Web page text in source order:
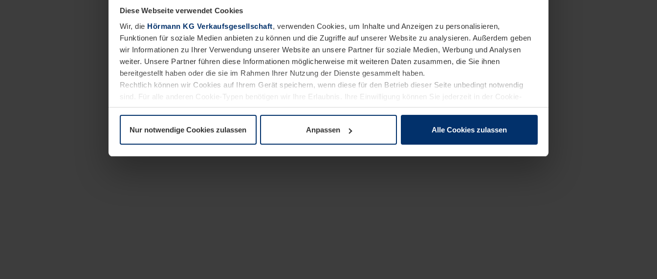
Diese Webseite verwendet Cookies
Wir, die Hörmann KG Verkaufsgesellschaft, verwenden Cookies, um Inhalte und Anzeigen zu personalisieren,
Funktionen für soziale Medien anbieten zu können und die Zugriffe auf unserer Website zu analysieren. Außerdem geben
wir Informationen zu Ihrer Verwendung unserer Website an unsere Partner für soziale Medien, Werbung und Analysen
weiter. Unsere Partner führen diese Informationen möglicherweise mit weiteren Daten zusammen, die Sie ihnen
bereitgestellt haben oder die sie im Rahmen Ihrer Nutzung der Dienste gesammelt haben.
Rechtlich können wir Cookies auf Ihrem Gerät speichern, wenn diese für den Betrieb dieser Seite unbedingt notwendig
sind. Für alle anderen Cookie-Typen benötigen wir Ihre Erlaubnis. Ihre Einwilligung können Sie jederzeit in der Cookie-
Erläuterung auf der SeiteDatenschutzerklärungunserer Website ändern oder widerrufen.
Nur notwendige Cookies zulassen Anpassen Alle Cookies zulassen